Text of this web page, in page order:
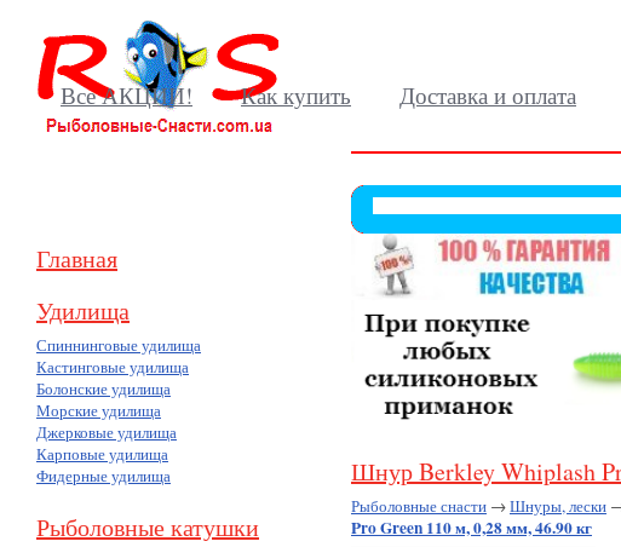
Все АКЦИИ! Как купить Доставка и оплата
Главная
Удилища
Спиннинговые удилища
Кастинговые удилища
Болонские удилища
Морские удилища
Джерковые удилища
Карповые удилища
Фидерные удилища
Рыболовные катушки
Шнур Berkley Whiplash
Рыболовные снасти →Шнуры, лески
Pro Green 110 м, 0,28 мм, 46.90 кг